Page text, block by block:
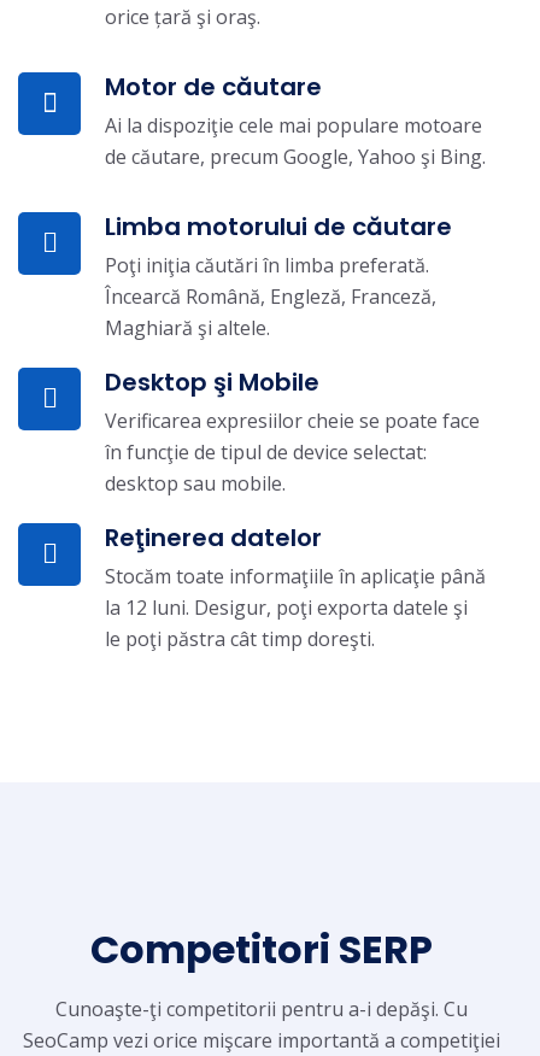
orice țară şi oraş.
Motor de căutare
Ai la dispoziţie cele mai populare motoare
de căutare, precum Google, Yahoo şi Bing.
Limba motorului de căutare
Poţi iniţia căutări în limba preferată.
Încearcă Română, Engleză, Franceză,
Maghiară şi altele.
Desktop şi Mobile
Verificarea expresiilor cheie se poate face
în funcţie de tipul de device selectat:
desktop sau mobile.
Reţinerea datelor
Stocăm toate informaţiile în aplicaţie până
la 12 luni. Desigur, poţi exporta datele şi
le poţi păstra cât timp doreşti.
Competitori SERP
Cunoaşte-ţi competitorii pentru a-i depăşi. Cu
SeoCamp vezi orice mişcare importantă a competiţiei